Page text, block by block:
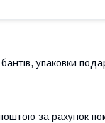
упаковки
за рахунок